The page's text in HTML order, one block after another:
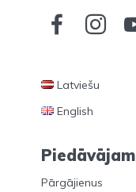
Latviešu
English
Piedāvājam
Pārgājienus